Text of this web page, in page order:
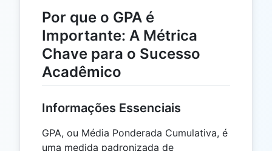
Por que o GPA é
Importante: A Métrica
Chave para o Sucesso
Acadêmico
Informações Essenciais
GPA, ou Média Ponderada Cumulativa, é
uma medida padronizada de